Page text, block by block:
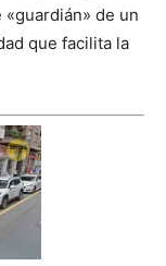
de un
que facilita la